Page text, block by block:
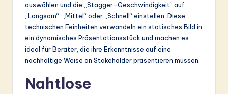
auswählen und die „Stagger-Geschwindigkeit“ auf
„Langsam“, „Mittel“ oder „Schnell“ einstellen. Diese
technischen Feinheiten verwandeln ein statisches Bild in
ein dynamisches Präsentationsstück und machen es
ideal für Berater, die ihre Erkenntnisse auf eine
nachhaltige Weise an Stakeholder präsentieren müssen.
Nahtlose